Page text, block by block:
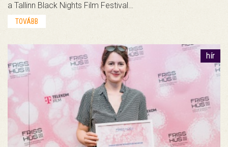
a Tallinn Black Nights Film Festival…
TOVÁBB
hír